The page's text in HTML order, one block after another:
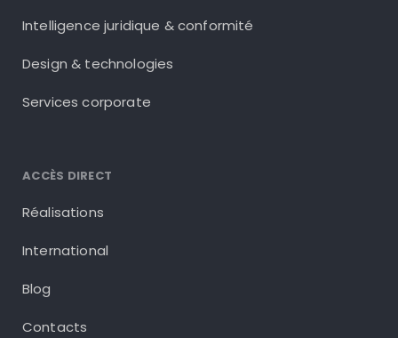
Intelligence juridique & conformité
Design & technologies
Services corporate
ACCÈS DIRECT
Réalisations
International
Blog
Contacts